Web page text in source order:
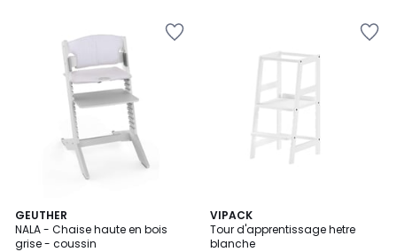
GEUTHER
NALA - Chaise haute en bois
grise - coussin
VIPACK
Tour d'apprentissage hetre
blanche